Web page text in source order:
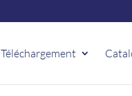
Téléchargement